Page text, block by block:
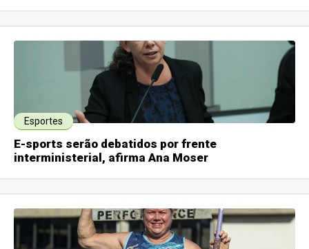
Esportes
E-sports serão debatidos por frente
interministerial, afirma Ana Moser